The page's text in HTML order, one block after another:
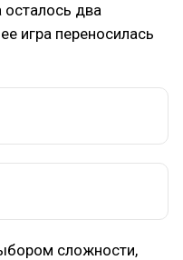
два
игра переносилась
сложности,